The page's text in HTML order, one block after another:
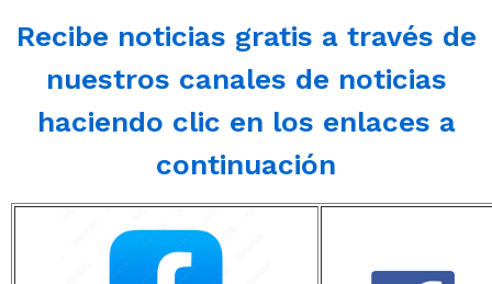
Recibe noticias gratis a través de
nuestros canales de noticias
haciendo clic en los enlaces a
continuación